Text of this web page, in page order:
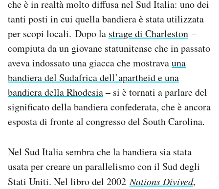
che è in realtà molto diffusa nel Sud Italia: uno dei
tanti posti in cui quella bandiera è stata utilizzata
per scopi locali. Dopo la strage di Charleston –
compiuta da un giovane statunitense che in passato
aveva indossato una giacca che mostravauna
bandiera del Sudafrica dell’apartheid e una
bandiera della Rhodesia– si è tornati a parlare del
significato della bandiera confederata, che è ancora
esposta di fronte al congresso del South Carolina.
Nel Sud Italia sembra che la bandiera sia stata
usata per creare un parallelismo con il Sud degli
Stati Uniti. Nel libro del 2002Nations Divived,